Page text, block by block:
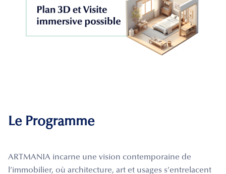
Le Programme
ARTMANIA incarne une vision contemporaine de
l’immobilier, où architecture, art et usages s’entrelacent